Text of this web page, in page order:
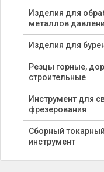
Изделия для
металлов
Изделия для
Резцы горные,
строительные
Инструмент для
фрезерования
Сборный токарный
инструмент